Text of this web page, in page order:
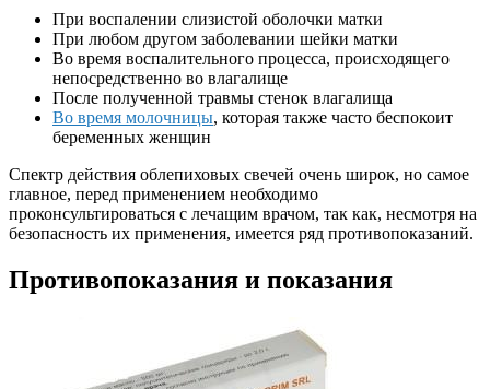
При воспалении слизистой оболочки матки
При любом другом заболевании шейки матки
Во время воспалительного процесса, происходящего
непосредственно во влагалище
После полученной травмы стенок влагалища
Во время молочницы, которая также часто беспокоит
беременных женщин
Спектр действия облепиховых свечей очень широк, но самое
главное, перед применением необходимо
проконсультироваться с лечащим врачом, так как, несмотря на
безопасность их применения, имеется ряд противопоказаний.
Противопоказания и показания